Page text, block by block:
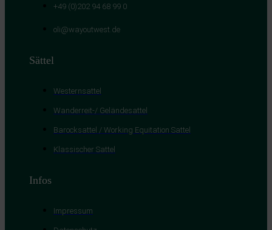
+49 (0)202 94 68 99 0
oli@wayoutwest.de
Sättel
Westernsattel
Wanderreit-/ Geländesattel
Barocksattel / Working Equitation Sattel
Klassischer Sattel
Infos
Impressum